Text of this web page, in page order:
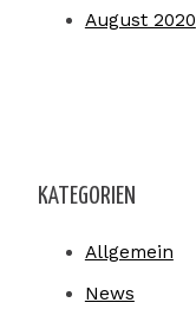
August 2020
KATEGORIEN
Allgemein
News